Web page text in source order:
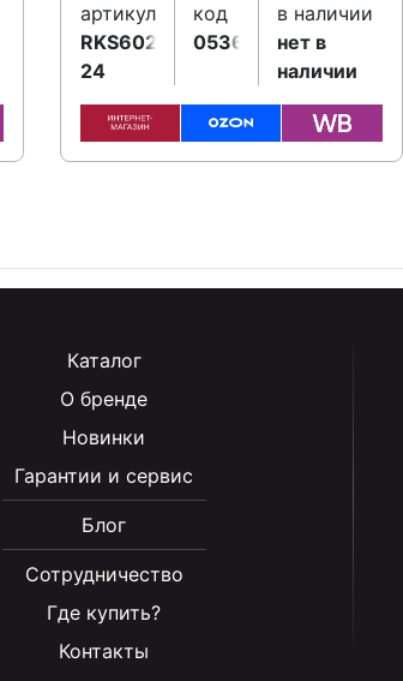
артикул
RKS6020-
24
код
053646
в наличии
нет в
наличии
Каталог
О бренде
Новинки
Гарантии и сервис
Блог
Сотрудничество
Где купить?
Контакты